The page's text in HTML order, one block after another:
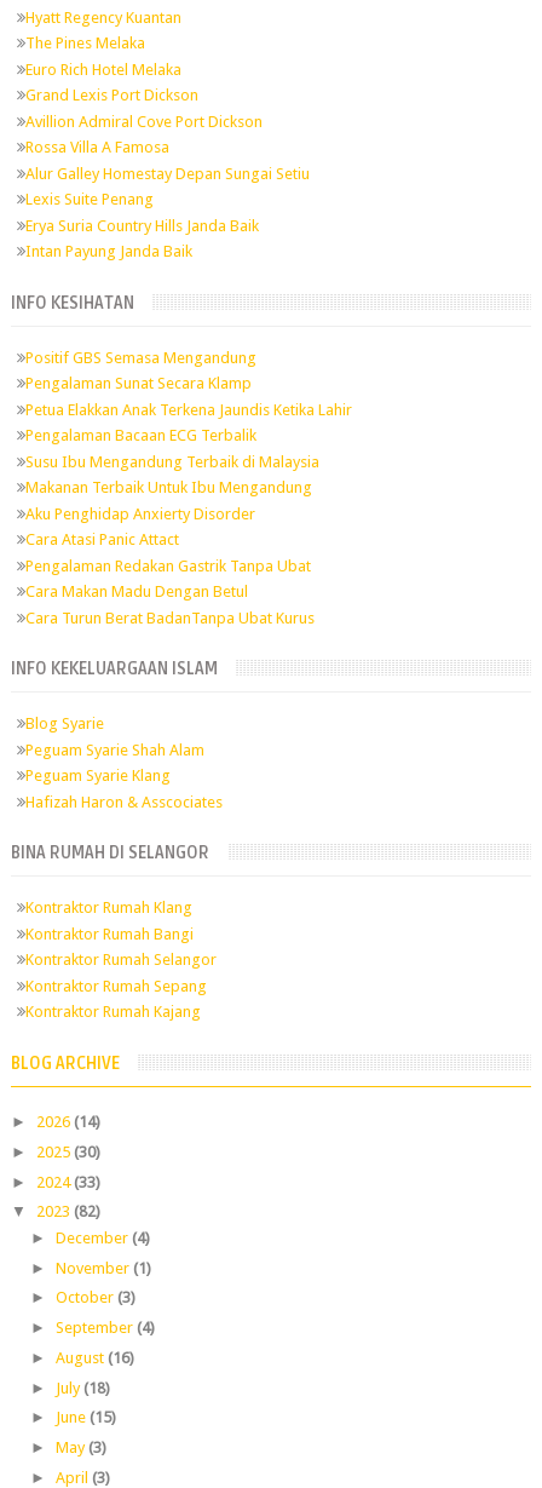
Hyatt Regency Kuantan
The Pines Melaka
Euro Rich Hotel Melaka
Grand Lexis Port Dickson
Avillion Admiral Cove Port Dickson
Rossa Villa A Famosa
Alur Galley Homestay Depan Sungai Setiu
Lexis Suite Penang
Erya Suria Country Hills Janda Baik
Intan Payung Janda Baik
INFO KESIHATAN
Positif GBS Semasa Mengandung
Pengalaman Sunat Secara Klamp
Petua Elakkan Anak Terkena Jaundis Ketika Lahir
Pengalaman Bacaan ECG Terbalik
Susu Ibu Mengandung Terbaik di Malaysia
Makanan Terbaik Untuk Ibu Mengandung
Aku Penghidap Anxierty Disorder
Cara Atasi Panic Attact
Pengalaman Redakan Gastrik Tanpa Ubat
Cara Makan Madu Dengan Betul
Cara Turun Berat BadanTanpa Ubat Kurus
INFO KEKELUARGAAN ISLAM
Blog Syarie
Peguam Syarie Shah Alam
Peguam Syarie Klang
Hafizah Haron & Asscociates
BINA RUMAH DI SELANGOR
Kontraktor Rumah Klang
Kontraktor Rumah Bangi
Kontraktor Rumah Selangor
Kontraktor Rumah Sepang
Kontraktor Rumah Kajang
BLOG ARCHIVE
► 2026 (14)
► 2025 (30)
► 2024 (33)
▼ 2023 (82)
► December (4)
► November (1)
► October (3)
► September (4)
► August (16)
► July (18)
► June (15)
► May (3)
► April (3)